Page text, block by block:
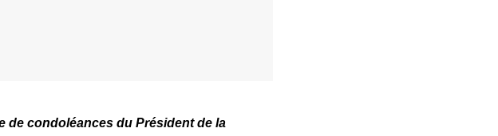
de condoléances du Président de la